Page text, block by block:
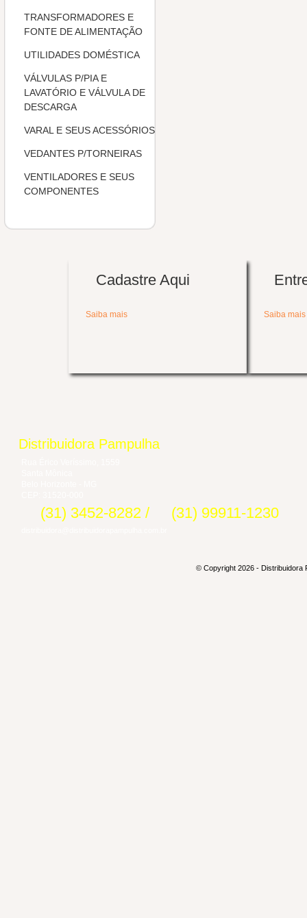
TRANSFORMADORES E
FONTE DE ALIMENTAÇÃO
UTILIDADES DOMÉSTICA
VÁLVULAS P/PIA E
LAVATÓRIO E VÁLVULA DE
DESCARGA
VARAL E SEUS ACESSÓRIOS
VEDANTES P/TORNEIRAS
VENTILADORES E SEUS
COMPONENTES
Cadastre Aqui
Saiba mais Saiba mais
Distribuidora Pampulha
(31) 3452-8282 / (31) 99911-1230
© Copyright 2026 - Distribuidora